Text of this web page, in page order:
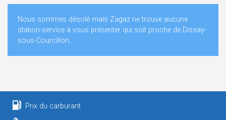
Nous sommes désolé mais Zagaz ne trouve aucune
station-service à vous présenter qui soit proche de Dissay-
sous-Courcillon..
Prix du carburant